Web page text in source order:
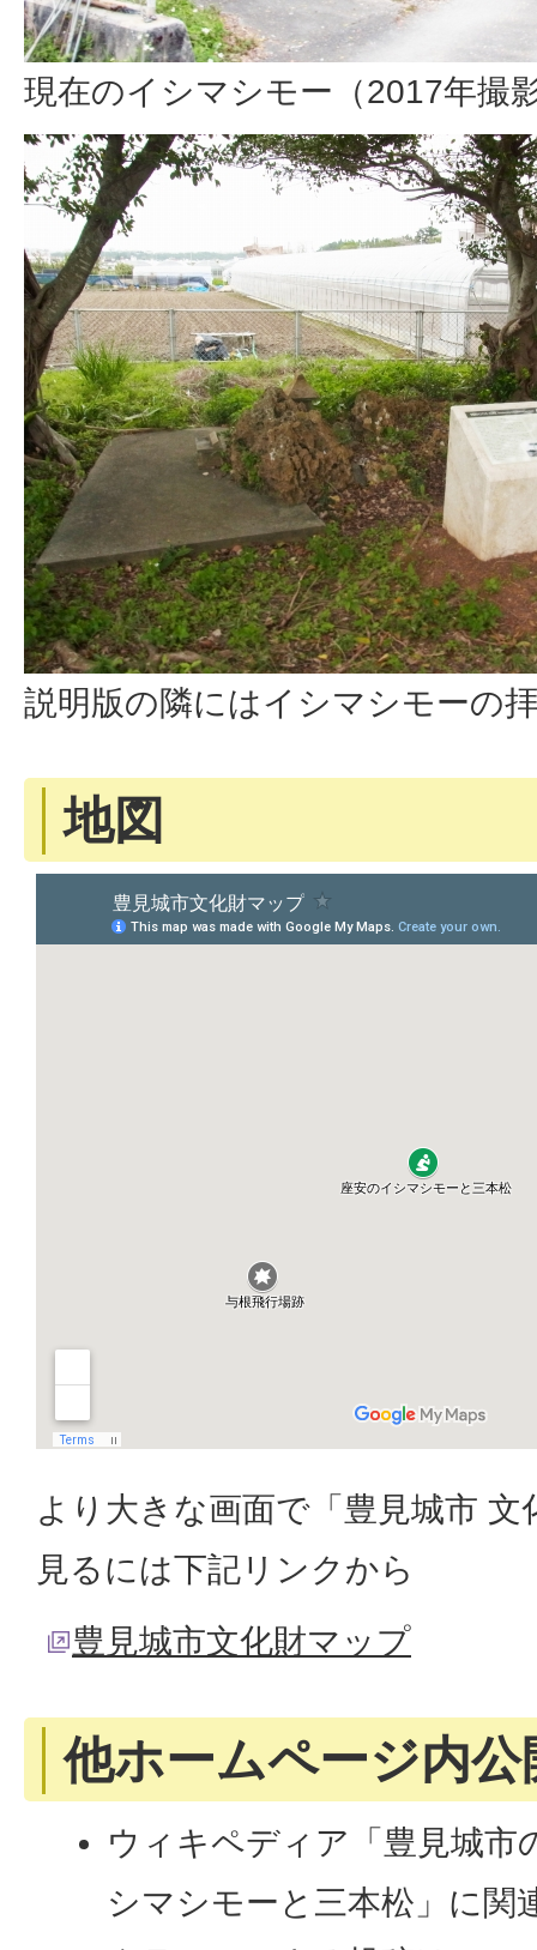
現在のイシマシモー（2017年撮
説明版の隣にはイシマシモーの
地図
より大きな画面で「豊見城市
見るには下記リンクから
豊見城市文化財マップ
他ホームページ内
ウィキペディア「豊見城市
シマシモーと三本松」に関